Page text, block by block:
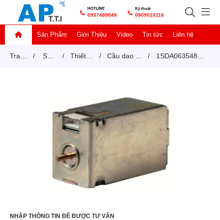
HOTLINE
0937489849
Kỹ thuật
0909010116
Sản Phẩm Giới Thiệu Video Tin tức Liên hệ
Trang / Sản / Thiết bị / Cầu dao tự / 1SDA063548R1
NHẬP THÔNG TIN ĐỂ ĐƯỢC TƯ VẤN